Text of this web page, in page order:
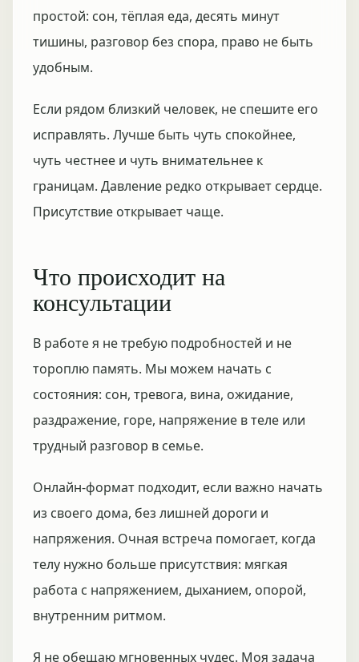
простой: сон, тёплая еда, десять минут
тишины, разговор без спора, право не быть
удобным.
Если рядом близкий человек, не спешите его
исправлять. Лучше быть чуть спокойнее,
чуть честнее и чуть внимательнее к
границам. Давление редко открывает сердце.
Присутствие открывает чаще.
Что происходит на
консультации
В работе я не требую подробностей и не
тороплю память. Мы можем начать с
состояния: сон, тревога, вина, ожидание,
раздражение, горе, напряжение в теле или
трудный разговор в семье.
Онлайн-формат подходит, если важно начать
из своего дома, без лишней дороги и
напряжения. Очная встреча помогает, когда
телу нужно больше присутствия: мягкая
работа с напряжением, дыханием, опорой,
внутренним ритмом.
Я не обещаю мгновенных чудес. Моя задача